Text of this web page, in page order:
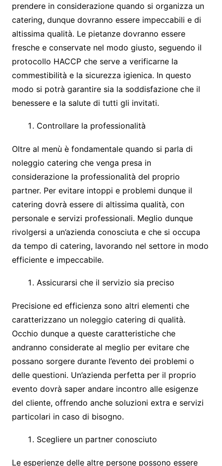
prendere in considerazione quando si organizza un
catering, dunque dovranno essere impeccabili e di
altissima qualità. Le pietanze dovranno essere
fresche e conservate nel modo giusto, seguendo il
protocollo HACCP che serve a verificarne la
commestibilità e la sicurezza igienica. In questo
modo si potrà garantire sia la soddisfazione che il
benessere e la salute di tutti gli invitati.
Controllare la professionalità
Oltre al menù è fondamentale quando si parla di
noleggio catering che venga presa in
considerazione la professionalità del proprio
partner. Per evitare intoppi e problemi dunque il
catering dovrà essere di altissima qualità, con
personale e servizi professionali. Meglio dunque
rivolgersi a un’azienda conosciuta e che si occupa
da tempo di catering, lavorando nel settore in modo
efficiente e impeccabile.
Assicurarsi che il servizio sia preciso
Precisione ed efficienza sono altri elementi che
caratterizzano un noleggio catering di qualità.
Occhio dunque a queste caratteristiche che
andranno considerate al meglio per evitare che
possano sorgere durante l’evento dei problemi o
delle questioni. Un’azienda perfetta per il proprio
evento dovrà saper andare incontro alle esigenze
del cliente, offrendo anche soluzioni extra e servizi
particolari in caso di bisogno.
Scegliere un partner conosciuto
Le esperienze delle altre persone possono essere